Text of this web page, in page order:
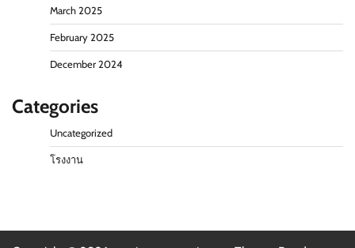
March 2025
February 2025
December 2024
Categories
Uncategorized
โรงงาน